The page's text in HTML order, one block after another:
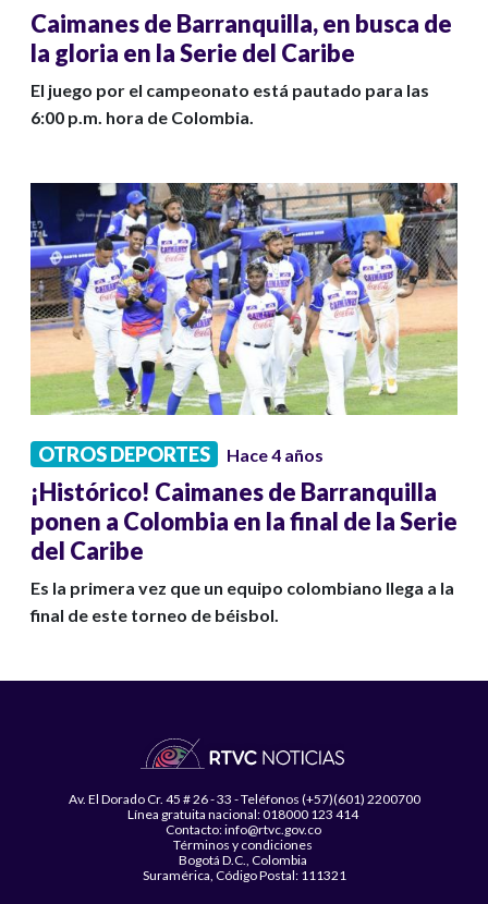
Caimanes de Barranquilla, en busca de
la gloria en la Serie del Caribe
El juego por el campeonato está pautado para las
6:00 p.m. hora de Colombia.
OTROS DEPORTES Hace 4 años
¡Histórico! Caimanes de Barranquilla
ponen a Colombia en la final de la Serie
del Caribe
Es la primera vez que un equipo colombiano llega a la
final de este torneo de béisbol.
Av. El Dorado Cr. 45 # 26 - 33 - Teléfonos (+57)(601) 2200700
Línea gratuita nacional: 018000 123 414
Contacto: info@rtvc.gov.co
Términos y condiciones
Bogotá D.C., Colombia
Suramérica, Código Postal: 111321